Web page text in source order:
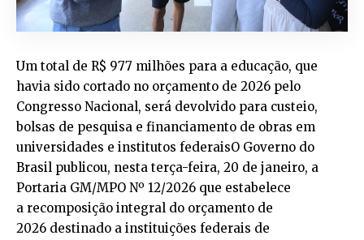
Um total de R$ 977 milhões para a educação, que
havia sido cortado no orçamento de 2026 pelo
Congresso Nacional, será devolvido para custeio,
bolsas de pesquisa e financiamento de obras em
universidades e institutos federaisO Governo do
Brasil publicou, nesta terça-feira, 20 de janeiro, a
Portaria GM/MPO Nº 12/2026 que estabelece
a recomposição integral do orçamento de
2026 destinado a instituições federais de